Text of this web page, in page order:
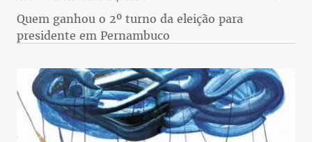
Quem ganhou o 2º turno da eleição para
presidente em Pernambuco